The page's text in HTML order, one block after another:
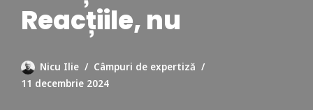
Reacțiile, nu
Nicu Ilie
Câmpuri de expertiză
11 decembrie 2024